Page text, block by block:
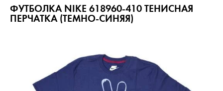
ФУТБОЛКА NIKE 618960-410 ТЕНИСНАЯ
ПЕРЧАТКА (ТЕМНО-СИНЯЯ)